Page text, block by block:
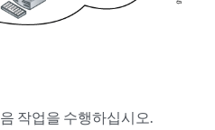
작업을 수행하십시오.